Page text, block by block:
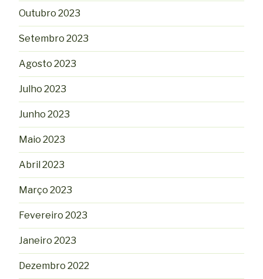
Outubro 2023
Setembro 2023
Agosto 2023
Julho 2023
Junho 2023
Maio 2023
Abril 2023
Março 2023
Fevereiro 2023
Janeiro 2023
Dezembro 2022